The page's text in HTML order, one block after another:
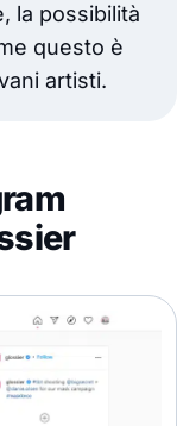
la possibilità
questo è
artisti.